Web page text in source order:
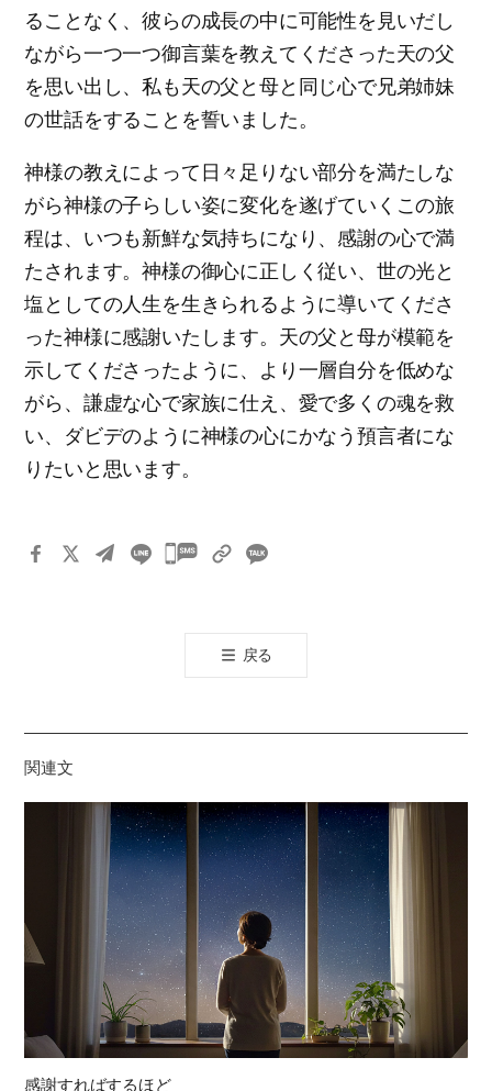
ることなく、彼らの成長の中に可能性を見いだし
ながら一つ一つ御言葉を教えてくださった天の父
を思い出し、私も天の父と母と同じ心で兄弟姉妹
の世話をすることを誓いました。
神様の教えによって日々足りない部分を満たしな
がら神様の子らしい姿に変化を遂げていくこの旅
程は、いつも新鮮な気持ちになり、感謝の心で満
たされます。神様の御心に正しく従い、世の光と
塩としての人生を生きられるように導いてくださ
った神様に感謝いたします。天の父と母が模範を
示してくださったように、より一層自分を低めな
がら、謙虚な心で家族に仕え、愛で多くの魂を救
い、ダビデのように神様の心にかなう預言者にな
りたいと思います。
카
톡
공
기
戻る
関連文
感謝すればするほど